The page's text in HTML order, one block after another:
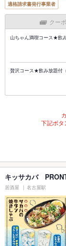
適格請求書発行事業者
クー
山ちゃん満喫コース★飲
贅沢コース★飲み放題付
下記ボタ
キッサカバ
居酒屋 名古屋駅